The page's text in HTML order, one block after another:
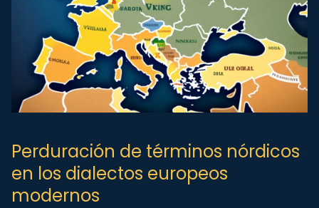
Perduración de términos nórdicos
en los dialectos europeos
modernos